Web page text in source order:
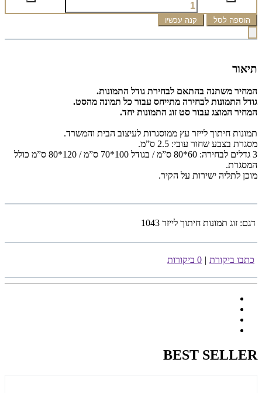
הוספה לסל קנה עכשיו
תיאור
המחיר משתנה בהתאם לבחירת גודל התמונות.
גודל התמונות לבחירה מתייחס עבור כל תמונה מהסט.
המחיר המוצג עבור סט זוג התמונות יחד.
תמונות חיתוך לייזר עץ ממוסגרות לעיצוב הבית והמשרד.
מסגרת בצבע שחור עובי: 2.5 ס”מ.
3 גדלים לבחירה: 60*80 ס”מ / בגודל 100*70 ס”מ / 120*80 ס”מ כולל
המסגרת.
מוכן לתליה ישירות על הקיר.
דגם: זוג תמונות חיתוך לייזר 1043
כתבו ביקורת | 0 ביקורות
BEST SELLER